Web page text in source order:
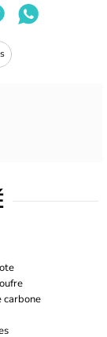
carbone